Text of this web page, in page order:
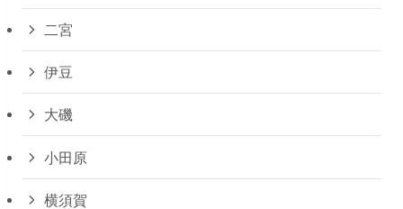
二宮
伊豆
大磯
小田原
横須賀